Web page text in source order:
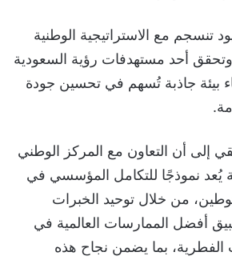
تنسجم مع الاستراتيجية الوطنية
وتحقق أحد مستهدفات رؤية السعودية
بناء بيئة جاذبة تُسهم في تحسين جودة
إلى أن التعاون مع المركز الوطني
يُعد نموذجًا للتكامل المؤسسي في
من خلال توحيد الخبرات
أفضل الممارسات العالمية في
الفطرية، بما يضمن نجاح هذه